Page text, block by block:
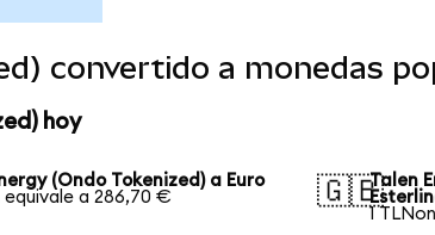
convertido a monedas
hoy
(Ondo Tokenized) a Euro
equivale a 286,70 €
🇬🇧Talen
1